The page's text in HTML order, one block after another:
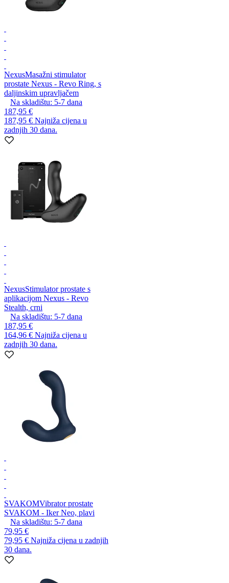
NexusMasažni stimulator
prostate Nexus - Revo Ring, s
daljinskim upravljačem
Na skladištu: 5-7 dana
187,95 €
187,95 € Najniža cijena u
zadnjih 30 dana.
NexusStimulator prostate s
aplikacijom Nexus - Revo
Stealth, crni
Na skladištu: 5-7 dana
187,95 €
164,96 € Najniža cijena u
zadnjih 30 dana.
SVAKOMVibrator prostate
SVAKOM - Iker Neo, plavi
Na skladištu: 5-7 dana
79,95 €
79,95 € Najniža cijena u zadnjih
30 dana.